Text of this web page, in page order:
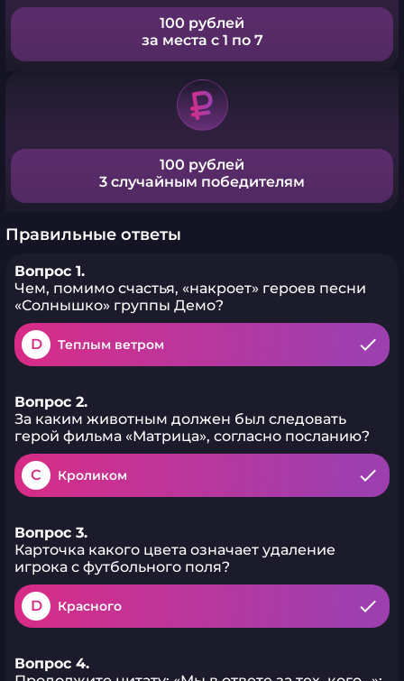
100 рублей
за места с 1 по 7
100 рублей
3 случайным победителям
Правильные ответы
Вопрос 1.
Чем, помимо счастья, «накроет» героев песни
«Солнышко» группы Демо?
D Теплым ветром
Вопрос 2.
За каким животным должен был следовать
герой фильма «Матрица», согласно посланию?
C Кроликом
Вопрос 3.
Карточка какого цвета означает удаление
игрока с футбольного поля?
D Красного
Вопрос 4.